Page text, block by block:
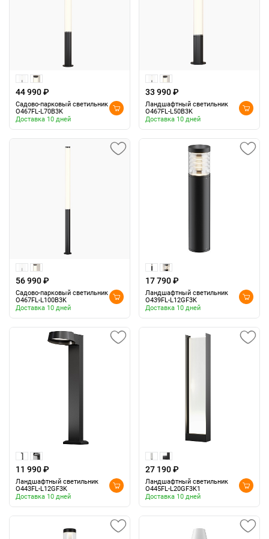
44 990 ₽
Садово-парковый светильник
O467FL-L70B3K
Доставка 10 дней
33 990 ₽
Ландшафтный светильник
O467FL-L50B3K
Доставка 10 дней
56 990 ₽
Садово-парковый светильник
O467FL-L100B3K
Доставка 10 дней
17 790 ₽
Ландшафтный светильник
O439FL-L12GF3K
Доставка 10 дней
11 990 ₽
Ландшафтный светильник
O443FL-L12GF3K
Доставка 10 дней
27 190 ₽
Ландшафтный светильник
O445FL-L20GF3K1
Доставка 10 дней